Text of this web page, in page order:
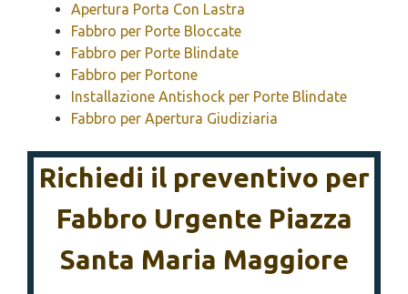
Apertura Porta Con Lastra
Fabbro per Porte Bloccate
Fabbro per Porte Blindate
Fabbro per Portone
Installazione Antishock per Porte Blindate
Fabbro per Apertura Giudiziaria
Richiedi il preventivo per
Fabbro Urgente Piazza
Santa Maria Maggiore